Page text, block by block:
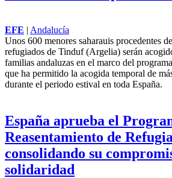
EFE | Andalucía
Unos 600 menores saharauis procedentes
refugiados de Tinduf (Argelia) serán
familias andaluzas en el marco del
que ha permitido la acogida temporal de
durante el periodo estival en toda España.
España aprueba el
Reasentamiento de
consolidando su
solidaridad